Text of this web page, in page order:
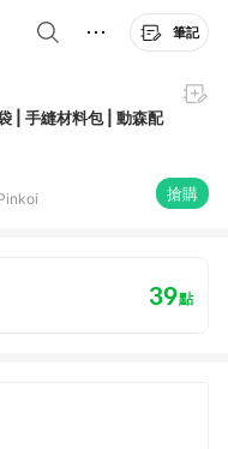
筆記
| 手縫材料包 | 動森配
搶購
39點